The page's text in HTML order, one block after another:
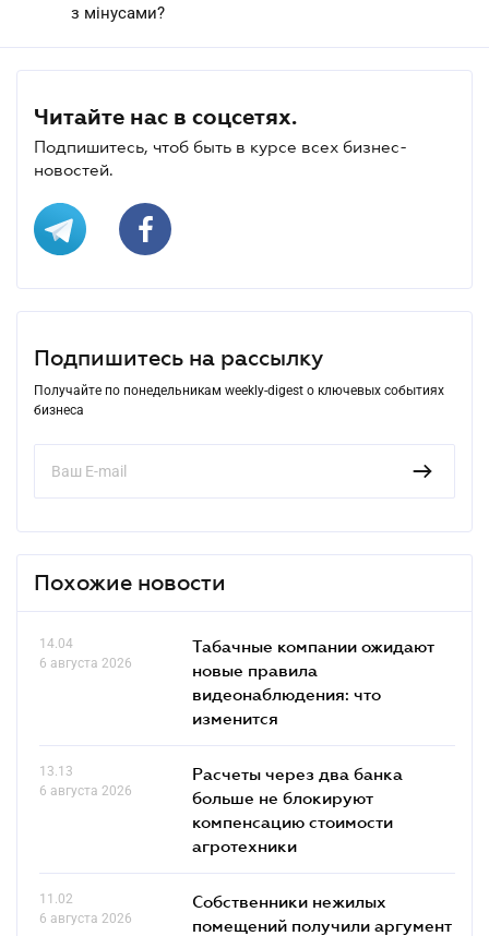
з мінусами?
Читайте нас в соцсетях.
Подпишитесь, чтоб быть в курсе всех бизнес-
новостей.
Подпишитесь на рассылку
Получайте по понедельникам weekly-digest о ключевых событиях
бизнеса
Похожие новости
14.04
6 августа 2026
Табачные компании ожидают
новые правила
видеонаблюдения: что
изменится
13.13
6 августа 2026
Расчеты через два банка
больше не блокируют
компенсацию стоимости
агротехники
11.02
6 августа 2026
Собственники нежилых
помещений получили аргумент